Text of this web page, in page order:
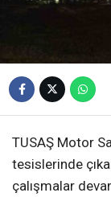
TUSAŞ Motor
tesislerinde
çalışmalar